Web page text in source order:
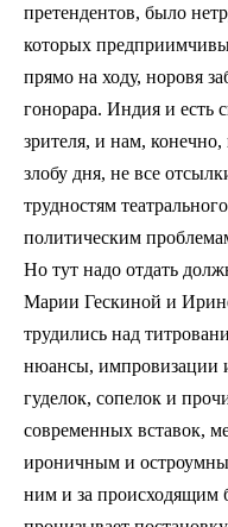
претендентов, было
которых
прямо на ходу, норовя
гонорара. Индия и есть
зрителя, и нам,
злобу дня, не все
трудностям
политическим
Но тут надо отдать
Марии Гескиной и
трудились над
нюансы, импровизации
гуделок, сопелок и
современных вставок,
ироничным и
ним и за